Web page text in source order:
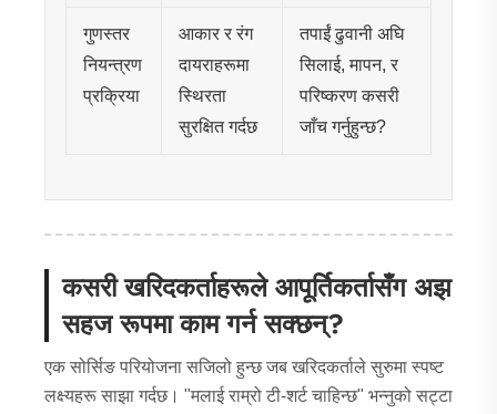
गुणस्तर
नियन्त्रण
प्रक्रिया
आकार र रंग
दायराहरूमा
स्थिरता
सुरक्षित गर्दछ
तपाईं ढुवानी अघि
सिलाई, मापन, र
परिष्करण कसरी
जाँच गर्नुहुन्छ?
कसरी खरिदकर्ताहरूले आपूर्तिकर्तासँग अझ
सहज रूपमा काम गर्न सक्छन्?
एक सोर्सिङ परियोजना सजिलो हुन्छ जब खरिदकर्ताले सुरुमा स्पष्ट
लक्ष्यहरू साझा गर्दछ। "मलाई राम्रो टी-शर्ट चाहिन्छ" भन्नुको सट्टा